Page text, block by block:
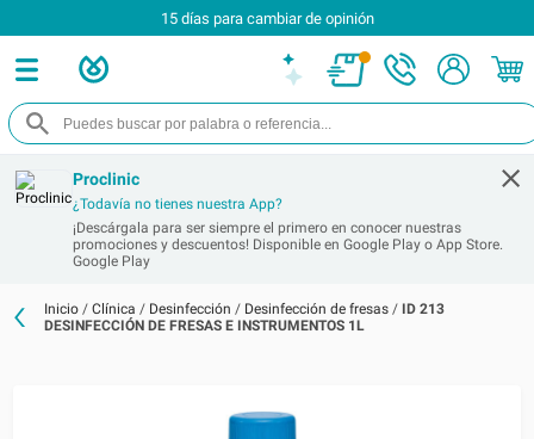
15 días para cambiar de opinión
Proclinic
¿Todavía no tienes nuestra App?
¡Descárgala para ser siempre el primero en conocer nuestras
promociones y descuentos! Disponible en Google Play o App Store.
Google Play
Inicio / Clínica / Desinfección / Desinfección de fresas / ID 213
DESINFECCIÓN DE FRESAS E INSTRUMENTOS 1L